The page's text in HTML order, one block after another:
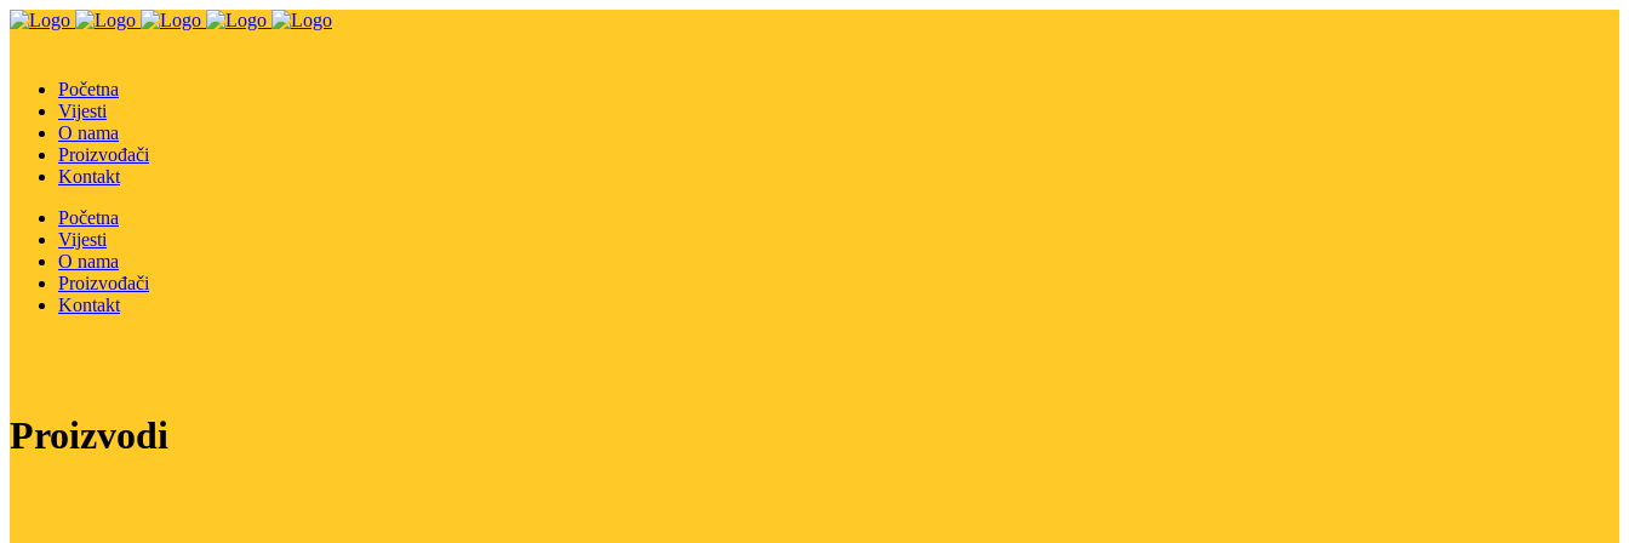
Početna
Vijesti
O nama
Proizvođači
Kontakt
Početna
Vijesti
O nama
Proizvođači
Kontakt
Proizvodi